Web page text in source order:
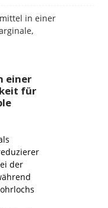
einer
für
der